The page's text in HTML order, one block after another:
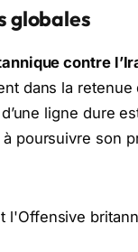
globales
contre
dans la
ligne dure
poursuivre son